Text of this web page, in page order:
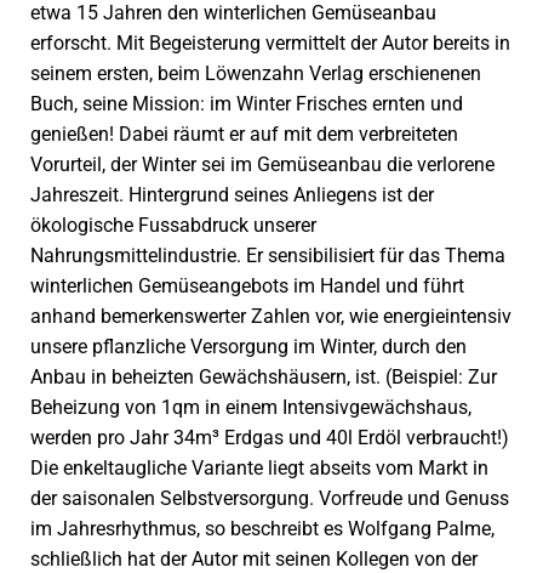
etwa 15 Jahren den winterlichen Gemüseanbau
erforscht. Mit Begeisterung vermittelt der Autor bereits in
seinem ersten, beim Löwenzahn Verlag erschienenen
Buch, seine Mission: im Winter Frisches ernten und
genießen! Dabei räumt er auf mit dem verbreiteten
Vorurteil, der Winter sei im Gemüseanbau die verlorene
Jahreszeit. Hintergrund seines Anliegens ist der
ökologische Fussabdruck unserer
Nahrungsmittelindustrie. Er sensibilisiert für das Thema
winterlichen Gemüseangebots im Handel und führt
anhand bemerkenswerter Zahlen vor, wie energieintensiv
unsere pflanzliche Versorgung im Winter, durch den
Anbau in beheizten Gewächshäusern, ist. (Beispiel: Zur
Beheizung von 1qm in einem Intensivgewächshaus,
werden pro Jahr 34m³ Erdgas und 40l Erdöl verbraucht!)
Die enkeltaugliche Variante liegt abseits vom Markt in
der saisonalen Selbstversorgung. Vorfreude und Genuss
im Jahresrhythmus, so beschreibt es Wolfgang Palme,
schließlich hat der Autor mit seinen Kollegen von der